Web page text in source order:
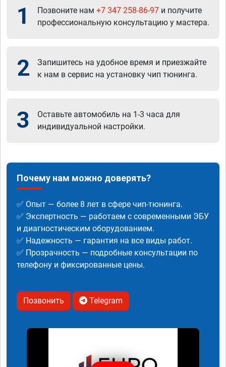
1 Позвоните нам +7 347 258-86-97 и получите
профессиональную консультацию у мастера.
2
Запишитесь на удобное время и приезжайте
к нам в сервис на установку чип тюнинга.
3
Оставьте автомобиль на 1-3 часа для
индивидуальной настройки.
Почему нам можно доверять?
✅ Опыт — более 8 лет в сфере чип-тюнинга.
✅ Экспертность — работаем с современными ЭБУ
и диагностическим оборудованием.
✅ Надежность — гарантия на все виды работ.
✅ Прозрачность — подробные консультации по
телефону и фиксированные цены.
Позвонить Telegram